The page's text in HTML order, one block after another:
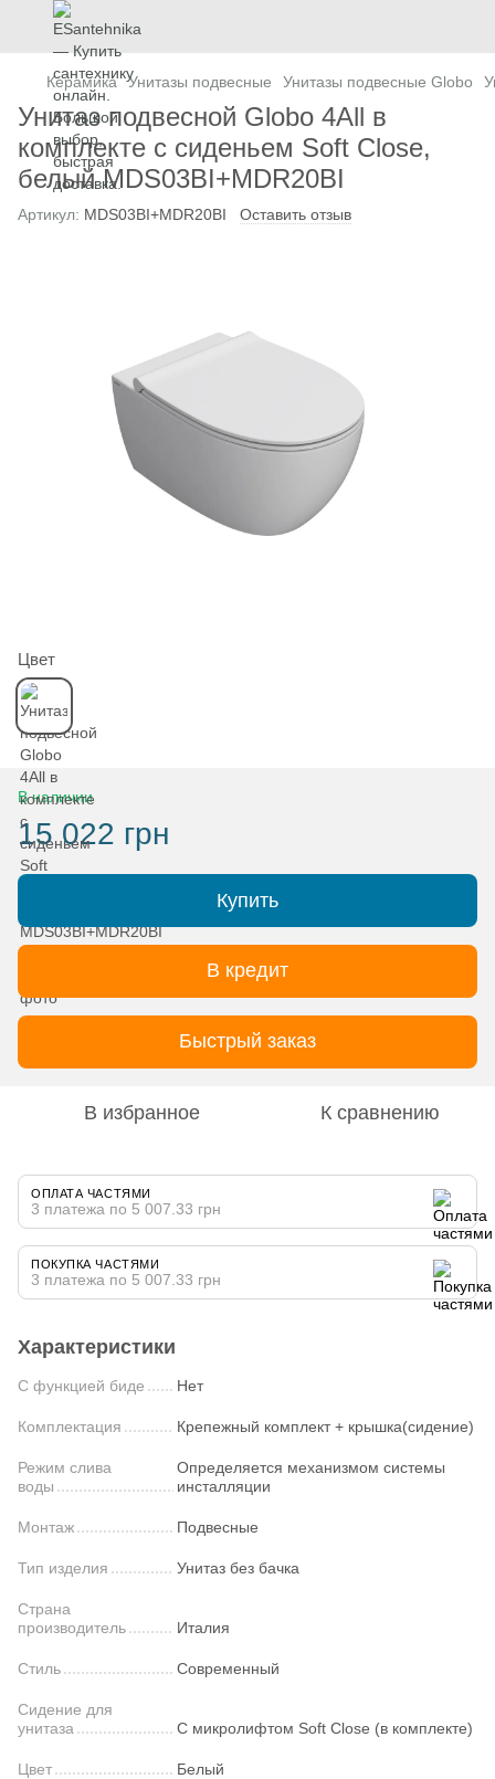
Керамика Унитазы подвесные Унитазы подвесные Globo
Унитаз подвесной Globo 4All в
комплекте с сиденьем Soft Close,
белый MDS03BI+MDR20BI
Артикул: MDS03BI+MDR20BI Оставить отзыв
Цвет
В наличии
15 022 грн
Купить
В кредит
Быстрый заказ
В избранное К сравнению
ОПЛАТА ЧАСТЯМИ
3 платежа по 5 007.33 грн
ПОКУПКА ЧАСТЯМИ
3 платежа по 5 007.33 грн
Характеристики
С функцией биде Нет
Комплектация Крепежный комплект + крышка(сидение)
Режим слива
воды
Определяется механизмом системы
инсталляции
Монтаж Подвесные
Тип изделия Унитаз без бачка
Страна
производитель
Италия
Стиль Современный
Сидение для
унитаза
С микролифтом Soft Close (в комплекте)
Цвет Белый